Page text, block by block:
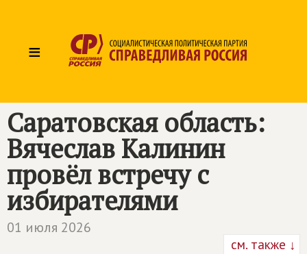
≡
Саратовская область:
Вячеслав Калинин
провёл встречу с
избирателями
01 июля 2026
см. также ↓